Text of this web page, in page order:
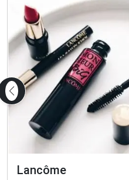
Lancôme